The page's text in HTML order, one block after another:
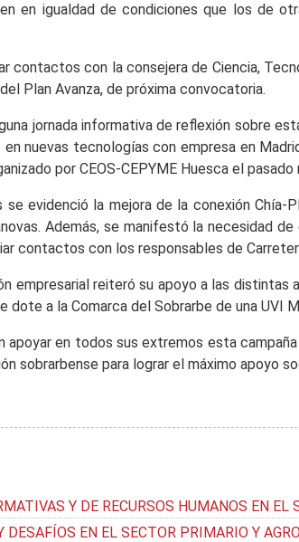
en igualdad de condiciones que los de
contactos con la consejera de Ciencia,
Plan Avanza, de próxima convocatoria.
jornada informativa de reflexión sobre
nuevas tecnologías con empresa en
por CEOS-CEPYME Huesca el
se evidenció la mejora de la conexión
Además, se manifestó la necesidad
contactos con los responsables de
empresarial reiteró su apoyo a las
dote a la Comarca del Sobrarbe de una UVI
apoyar en todos sus extremos esta
sobrarbense para lograr el máximo apoyo
Y DE RECURSOS HUMANOS EN EL
EN EL SECTOR PRIMARIO Y